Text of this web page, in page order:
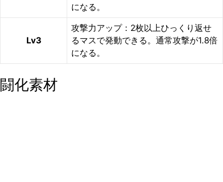
になる。
Lv3
攻撃力アップ：2枚以上ひっくり返せ
るマスで発動できる。通常攻撃が1.8倍
になる。
闘化素材